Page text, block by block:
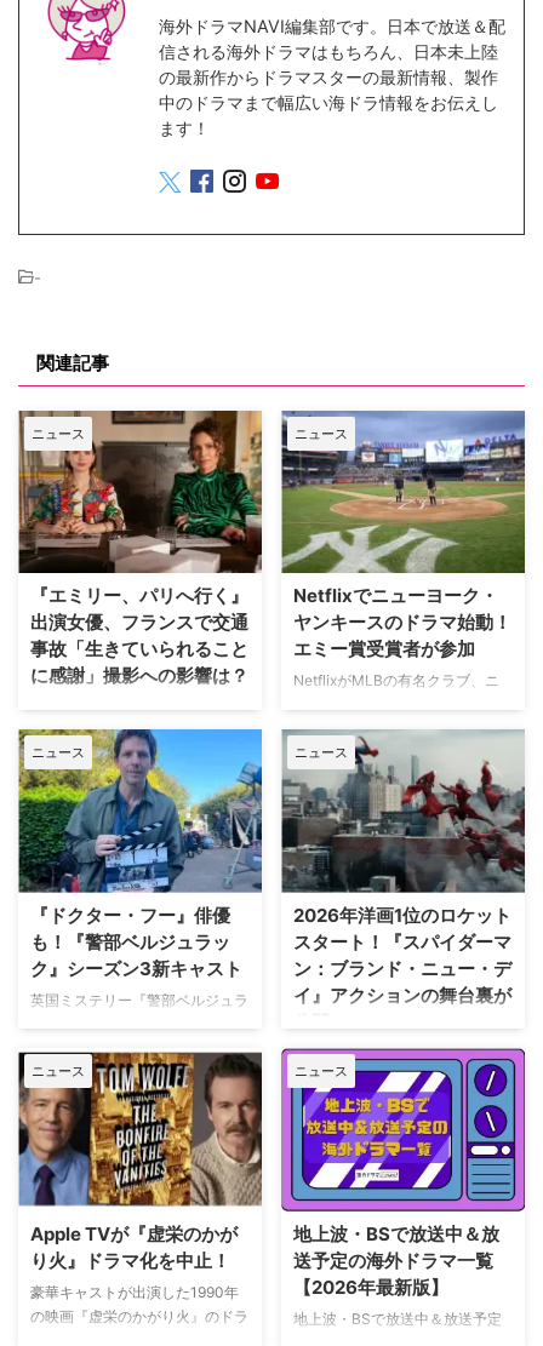
海外ドラマNAVI編集部です。日本で放送＆配
信される海外ドラマはもちろん、日本未上陸
の最新作からドラマスターの最新情報、製作
中のドラマまで幅広い海ドラ情報をお伝えし
ます！
-
関連記事
ニュース
『エミリー、パリへ行く』
出演女優、フランスで交通
事故「生きていられること
に感謝」撮影への影響は？
人気Netflixドラマ『エミリー、パ
リへ行く』第6シーズンに出演す
るイギリス人女優のミニー・ドラ
イヴァーが、フランスでの撮影休
止期間中に深刻な自動車事故に遭
っていたことが分かった。 生き
ていられることに心から感謝 ミ
ニーは過去8週間にわたり、
と題した動画シリーズを投稿。最
終シーズンの撮影で滞在していた
パリでの日常をファンに届けてい
た。しかし8月6日（木）早朝、
公開。「パリの最新情報だけど、
実はロンドンに戻っ …
ニュース
Netflixでニューヨーク・
ヤンキースのドラマ始動！
エミー賞受賞者が参加
NetflixがMLBの有名クラブ、ニ
した新作ドラマシリーズの開発を
進めている。米Varietyが報じ
た。 『オザークへようこそ』ジ
ェイソン・ベイトマンも関与
Netflixは、今年3月のMLB開幕戦
をライヴ配信したのを皮切りに、
7月のホームランダービーもリリ
ースするなど、MLBとの関係性
を深めている。この協力関係は
2028年まで続く予定だ。今月中
旬に行われるフィールド・オブ・
ドリームス（映画『フィールド・
たアイオワ州のとうもろこし畑の
中にある球 …
ニュース
『ドクター・フー』俳優
も！『警部ベルジュラッ
ク』シーズン3新キャスト
英国ミステリー『警部ベルジュラ
ている。また、4人のキャストが
新たに加わることも明らかになっ
た。英BBCなど複数のメディアが
伝えている。 これまでで最も衝
撃的な事件に巻き込まれるベルジ
ュラック 1981年から1991年にか
けて英BBCで放送されたジョン・
『Bergerac（原題）』をリブー
トした本作。イギリス海峡に浮か
ぶジャージー島を舞台に、警部の
ジム・ベルジュラックが事件に挑
ニュース
2026年洋画1位のロケット
スタート！『スパイダーマ
ン：ブランド・ニュー・デ
イ』アクションの舞台裏が
トム・ホランド演じるスパイダー
マンの新たな物語を描く映画『ス
パイダーマン：ブランド・ニュ
ー・デイ』が大ヒット上映中だ。
公開初日の興行収入は5億6,000
万円を超え、2026年公開の洋画
ナンバーワンを記録。このたび、
主演のトム・ホランド自らが臨場
感あふれるアクションシーン撮影
の裏側を明かす特別映像が公開さ
れた。 世界中で大ヒットを記
録！ 映画史に残る快挙を達成 ソ
ニュース
Apple TVが『虚栄のかが
り火』ドラマ化を中止！
豪華キャストが出演した1990年
の映画『虚栄のかがり火』のドラ
ニュース
地上波・BSで放送中＆放
送予定の海外ドラマ一覧
【2026年最新版】
地上波・BSで放送中＆放送予定